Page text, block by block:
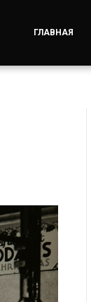
ГЛАВНАЯ